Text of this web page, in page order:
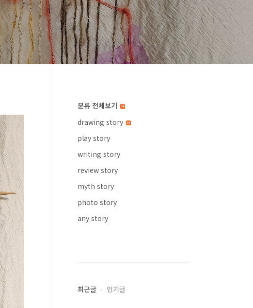
분류 전체보기
drawing story
play story
writing story
review story
myth story
photo story
any story
최근글 인기글